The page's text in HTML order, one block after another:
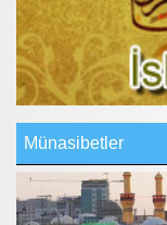
Münasibetler